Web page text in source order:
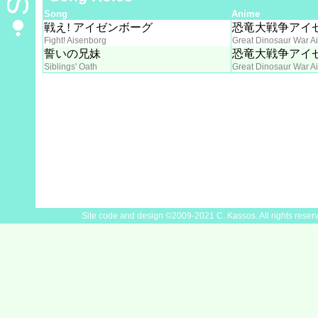
Song Anime
戦え! アイゼンボーグ
Fight! Aisenborg
恐竜大戦争アイ
Great Dinosaur War
誓いの兄妹
Siblings' Oath
恐竜大戦争アイ
Great Dinosaur War
Site code and design ©2009-2021 C. Kassos. All rights